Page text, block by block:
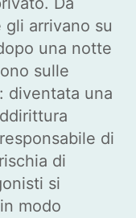
arrivano su
una notte
sulle
diventata una
di
di
si
modo